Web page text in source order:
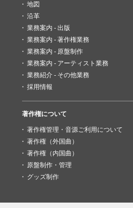
地図
沿革
業務案内 - 出版
業務案内 - 著作権業務
業務案内 - 原盤制作
業務案内 - アーティスト業務
業務紹介 - その他業務
採用情報
著作権について
著作権管理・音源ご利用について
著作権（外国曲）
著作権（内国曲）
原盤制作・管理
グッズ制作